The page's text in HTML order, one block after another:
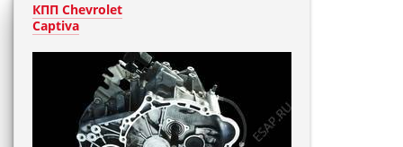
КПП Chevrolet
Captiva